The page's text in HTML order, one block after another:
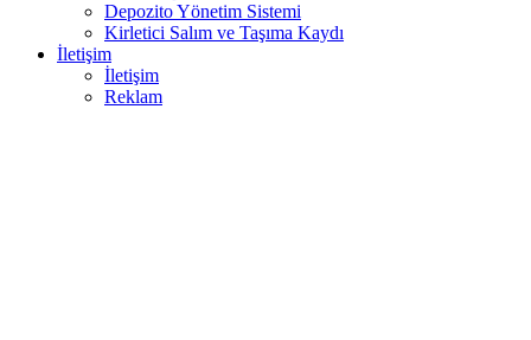
Depozito Yönetim Sistemi
Kirletici Salım ve Taşıma Kaydı
İletişim
İletişim
Reklam